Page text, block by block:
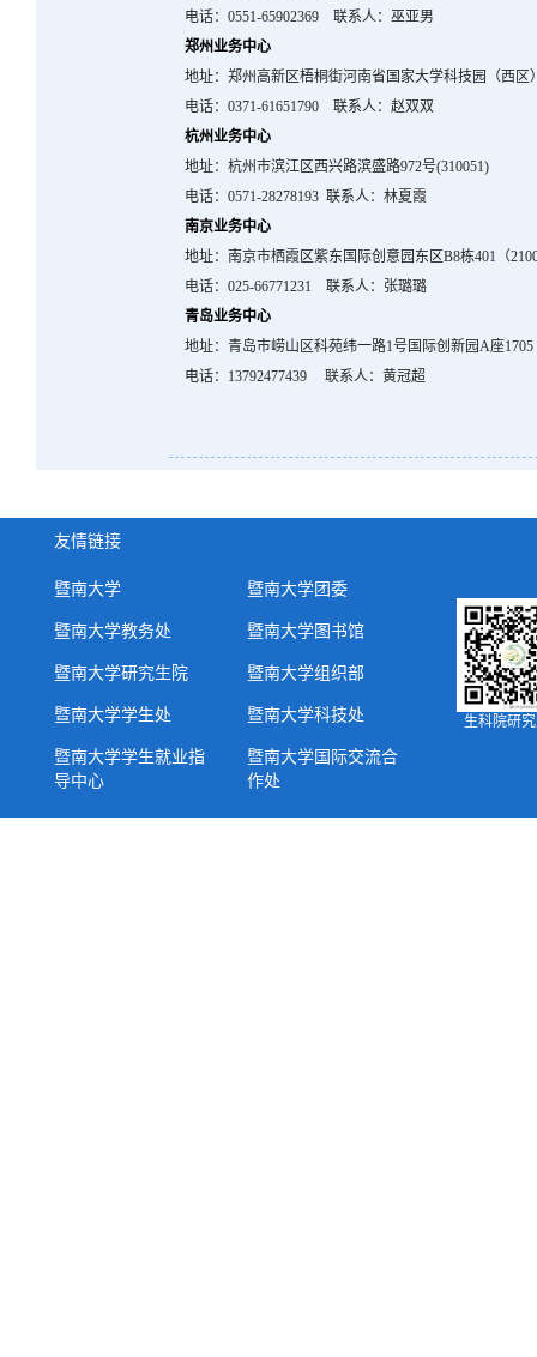
电话：0551-65902369联系人：巫亚男
郑州业务中心
地址：郑州高新区梧桐街河南省国家大学科技园（西区
电话：0371-61651790联系人：赵双双
杭州业务中心
地址：杭州市滨江区西兴路滨盛路972号(310051)
电话：0571-28278193联系人：林夏霞
南京业务中心
地址：南京市栖霞区紫东国际创意园东区B8栋401 （
电话：025-66771231联系人：张璐璐
青岛业务中心
地址：青岛市崂山区科苑纬一路1号国际创新园A座1705
电话： 13792477439联系人：黄冠超
友情链接
暨南大学
暨南大学教务处
暨南大学研究生院
暨南大学学生处
暨南大学学生就业指
导中心
暨南大学团委
暨南大学图书馆
暨南大学组织部
暨南大学科技处
暨南大学国际交流合
作处
生科院研